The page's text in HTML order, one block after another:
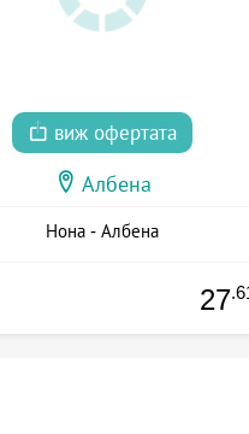
виж офертата
Албена
Нона - Албена
27